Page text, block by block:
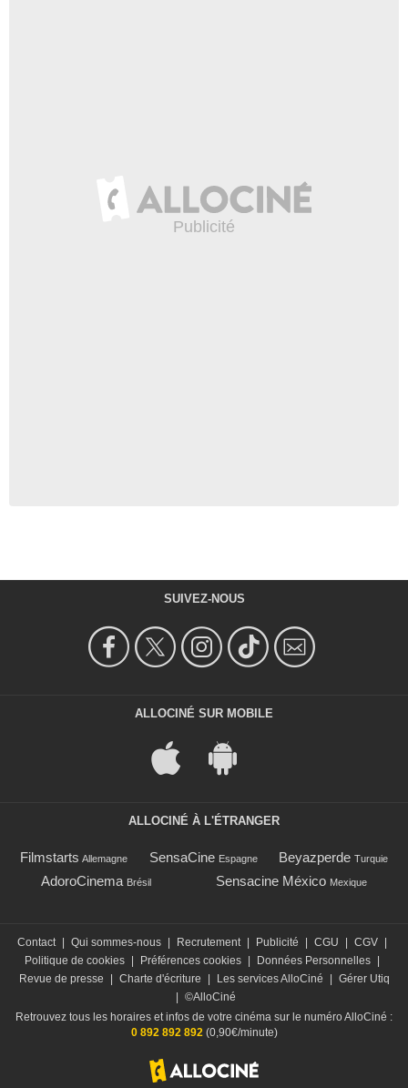
SUIVEZ-NOUS
ALLOCINÉ SUR MOBILE
ALLOCINÉ À L'ÉTRANGER
Filmstarts Allemagne SensaCine Espagne Beyazperde Turquie
AdoroCinema Brésil Sensacine México Mexique
Contact | Qui sommes-nous | Recrutement | Publicité | CGU | CGV |
Politique de cookies | Préférences cookies | Données Personnelles |
Revue de presse
| Charte d'écriture | Les services AlloCiné | Gérer Utiq
| ©AlloCiné
Retrouvez tous les horaires et infos de votre cinéma sur le numéro AlloCiné :
0 892 892 892(0,90€/minute)